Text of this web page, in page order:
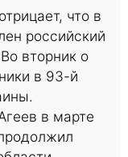
что в
российский
вторник о
в 93-й
в марте